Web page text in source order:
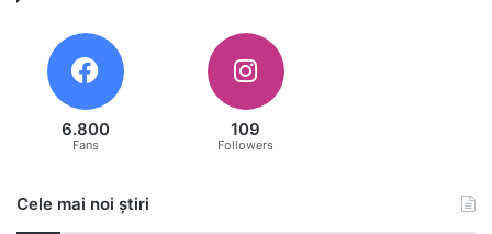
6.800
Fans
109
Followers
Cele mai noi știri